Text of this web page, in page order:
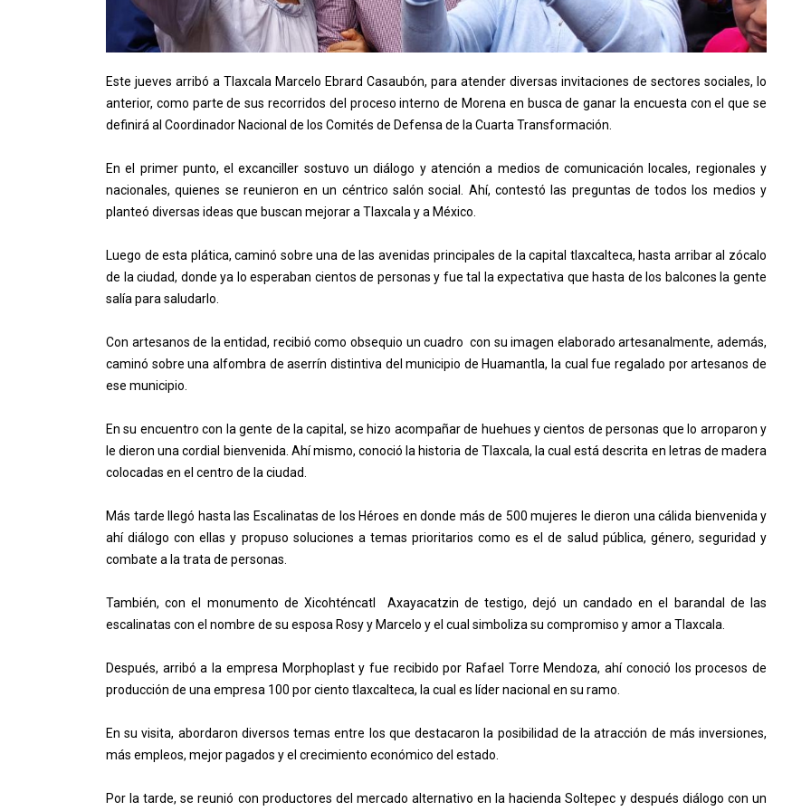
Este jueves arribó a Tlaxcala Marcelo Ebrard Casaubón, para atender diversas invitaciones de sectores sociales, lo
anterior, como parte de sus recorridos del proceso interno de Morena en busca de ganar la encuesta con el que se
definirá al Coordinador Nacional de los Comités de Defensa de la Cuarta Transformación.
En el primer punto, el excanciller sostuvo un diálogo y atención a medios de comunicación locales, regionales y
nacionales, quienes se reunieron en un céntrico salón social. Ahí, contestó las preguntas de todos los medios y
planteó diversas ideas que buscan mejorar a Tlaxcala y a México.
Luego de esta plática, caminó sobre una de las avenidas principales de la capital tlaxcalteca, hasta arribar al zócalo
de la ciudad, donde ya lo esperaban cientos de personas y fue tal la expectativa que hasta de los balcones la gente
salía para saludarlo.
Con artesanos de la entidad, recibió como obsequio un cuadro con su imagen elaborado artesanalmente, además,
caminó sobre una alfombra de aserrín distintiva del municipio de Huamantla, la cual fue regalado por artesanos de
ese municipio.
En su encuentro con la gente de la capital, se hizo acompañar de huehues y cientos de personas que lo arroparon y
le dieron una cordial bienvenida. Ahí mismo, conoció la historia de Tlaxcala, la cual está descrita en letras de madera
colocadas en el centro de la ciudad.
Más tarde llegó hasta las Escalinatas de los Héroes en donde más de 500 mujeres le dieron una cálida bienvenida y
ahí diálogo con ellas y propuso soluciones a temas prioritarios como es el de salud pública, género, seguridad y
combate a la trata de personas.
También, con el monumento de Xicohténcatl Axayacatzin de testigo, dejó un candado en el barandal de las
escalinatas con el nombre de su esposa Rosy y Marcelo y el cual simboliza su compromiso y amor a Tlaxcala.
Después, arribó a la empresa Morphoplast y fue recibido por Rafael Torre Mendoza, ahí conoció los procesos de
producción de una empresa 100 por ciento tlaxcalteca, la cual es líder nacional en su ramo.
En su visita, abordaron diversos temas entre los que destacaron la posibilidad de la atracción de más inversiones,
más empleos, mejor pagados y el crecimiento económico del estado.
Por la tarde, se reunió con productores del mercado alternativo en la hacienda Soltepec y después diálogo con un